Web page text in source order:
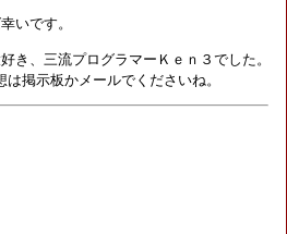
いです。
き、三流プログラマーＫｅｎ３でした。